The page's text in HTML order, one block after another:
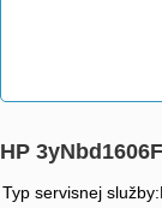
HP
Typ servisnej